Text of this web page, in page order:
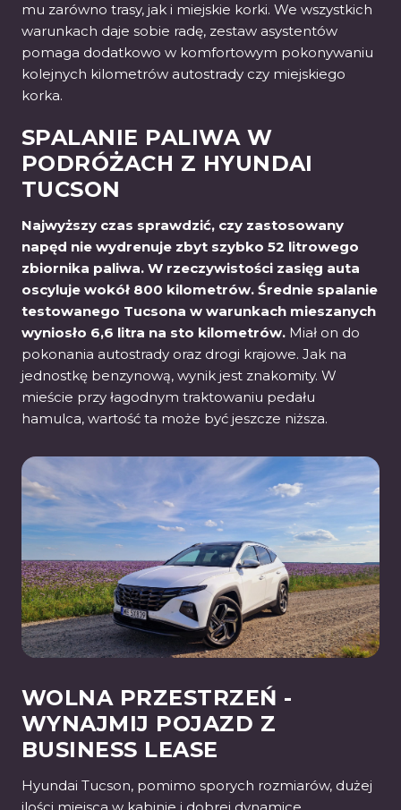
mu zarówno trasy, jak i miejskie korki. We wszystkich
warunkach daje sobie radę, zestaw asystentów
pomaga dodatkowo w komfortowym pokonywaniu
kolejnych kilometrów autostrady czy miejskiego
korka.
SPALANIE PALIWA W
PODRÓŻACH Z HYUNDAI
TUCSON
Najwyższy czas sprawdzić, czy zastosowany
napęd nie wydrenuje zbyt szybko 52 litrowego
zbiornika paliwa. W rzeczywistości zasięg auta
oscyluje wokół 800 kilometrów. Średnie spalanie
testowanego Tucsona w warunkach mieszanych
wyniosło 6,6 litra na sto kilometrów. Miał on do
pokonania autostrady oraz drogi krajowe. Jak na
jednostkę benzynową, wynik jest znakomity. W
mieście przy łagodnym traktowaniu pedału
hamulca, wartość ta może być jeszcze niższa.
WOLNA PRZESTRZEŃ -
WYNAJMIJ POJAZD Z
BUSINESS LEASE
Hyundai Tucson, pomimo sporych rozmiarów, dużej